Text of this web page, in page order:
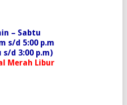
– Sabtu
s/d 5:00 p.m
s/d 3:00 p.m)
Merah Libur